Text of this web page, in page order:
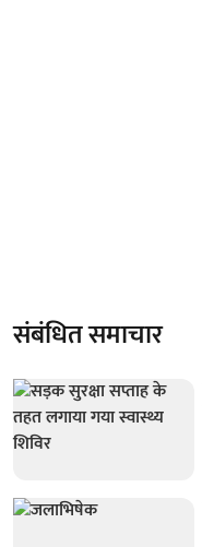
संबंधित समाचार